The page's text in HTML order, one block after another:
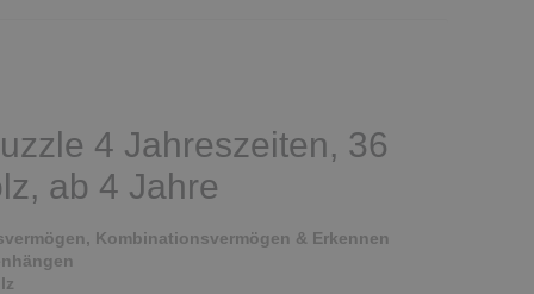
4 Jahreszeiten, 36
ab 4 Jahre
Kombinationsvermögen & Erkennen